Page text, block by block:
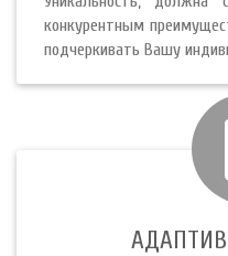
конкурентным
подчеркивать Вашу